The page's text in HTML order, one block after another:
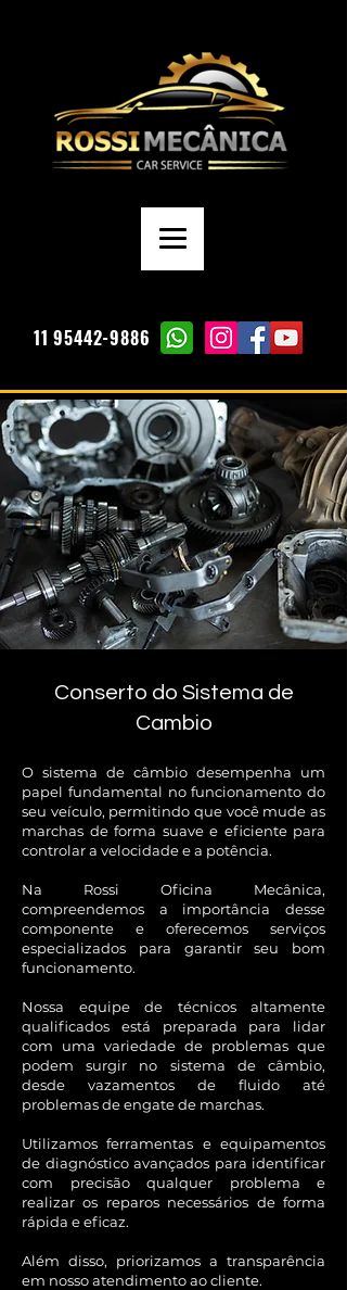
11 95442-9886
Conserto do Sistema de
Cambio
O sistema de câmbio desempenha um
papel fundamental no funcionamento do
seu veículo, permitindo que você mude as
marchas de forma suave e eficiente para
controlar a velocidade e a potência.
Na Rossi Oficina Mecânica,
compreendemos a importância desse
componente e oferecemos serviços
especializados para garantir seu bom
funcionamento.
Nossa equipe de técnicos altamente
qualificados está preparada para lidar
com uma variedade de problemas que
podem surgir no sistema de câmbio,
desde vazamentos de fluido até
problemas de engate de marchas.
Utilizamos ferramentas e equipamentos
de diagnóstico avançados para identificar
com precisão qualquer problema e
realizar os reparos necessários de forma
rápida e eficaz.
Além disso, priorizamos a transparência
em nosso atendimento ao cliente.